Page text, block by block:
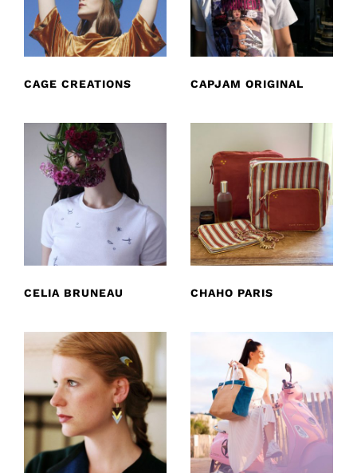
CAGE CREATIONS CAPJAM ORIGINAL
CELIA BRUNEAU CHAHO PARIS